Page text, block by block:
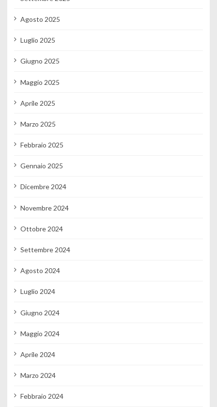
Agosto 2025
Luglio 2025
Giugno 2025
Maggio 2025
Aprile 2025
Marzo 2025
Febbraio 2025
Gennaio 2025
Dicembre 2024
Novembre 2024
Ottobre 2024
Settembre 2024
Agosto 2024
Luglio 2024
Giugno 2024
Maggio 2024
Aprile 2024
Marzo 2024
Febbraio 2024